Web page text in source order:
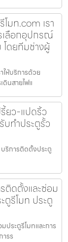
มท.com เรา
เลือกอุปกรณ์
โดยทีมช่างผู้
ให้บริการด้วย
นสายไฟแ
ยว-แปดริ้ว
ทำประตูรั้ว
ริการติดตั้งประตู
ติดตั้งและซ่อม
ตูรีโมท ประตู
ประตูรีโมทและการ
รร